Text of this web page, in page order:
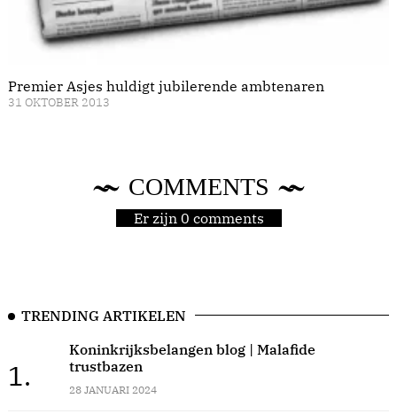
Premier Asjes huldigt jubilerende ambtenaren
31 OKTOBER 2013
COMMENTS
Er zijn 0 comments
TRENDING ARTIKELEN
1.
Koninkrijksbelangen blog | Malafide
trustbazen
28 JANUARI 2024